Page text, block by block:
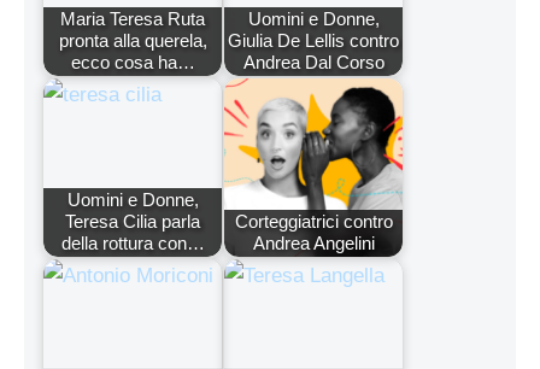
Maria Teresa Ruta
pronta alla querela,
ecco cosa ha…
Uomini e Donne,
Giulia De Lellis contro
Andrea Dal Corso
Uomini e Donne,
Teresa Cilia parla
della rottura con…
Corteggiatrici contro
Andrea Angelini